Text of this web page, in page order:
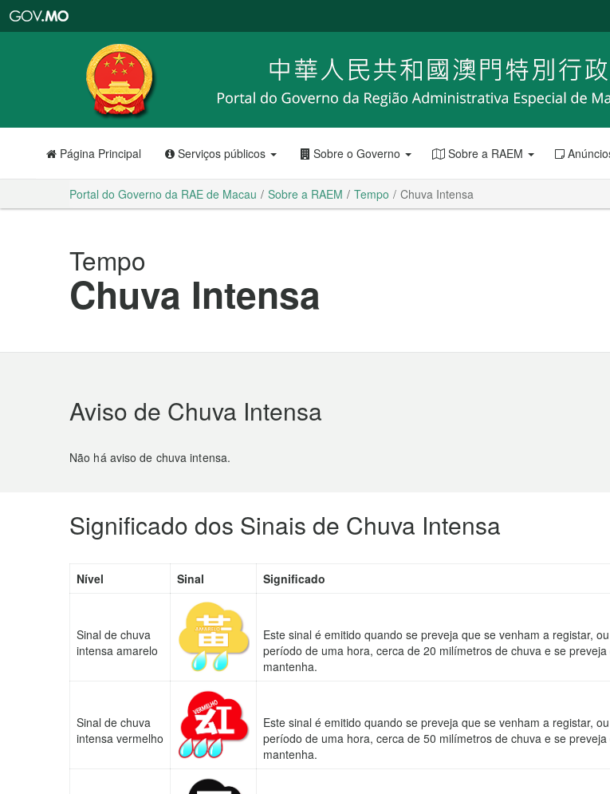
RAE
de
Macau
Página Principal Serviços públicos Sobre o Governo Sobre a RAEM
Portal do Governo da RAE de Macau Sobre a RAEM Tempo Chuva Intensa
Tempo
Chuva Intensa
Aviso de Chuva Intensa
Não há aviso de chuva intensa.
Significado dos Sinais de Chuva Intensa
Nível Sinal Significado
Sinal de chuva
intensa amarelo
Este sinal é emitido quando se preveja que se venham a registar,
período de uma hora, cerca de 20 milímetros de chuva e se
mantenha.
Sinal de chuva
intensa vermelho
Este sinal é emitido quando se preveja que se venham a registar,
período de uma hora, cerca de 50 milímetros de chuva e se
mantenha.